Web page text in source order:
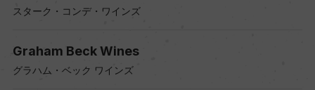
スターク・コンデ・ワインズ
Graham Beck Wines
グラハム・ベック ワインズ